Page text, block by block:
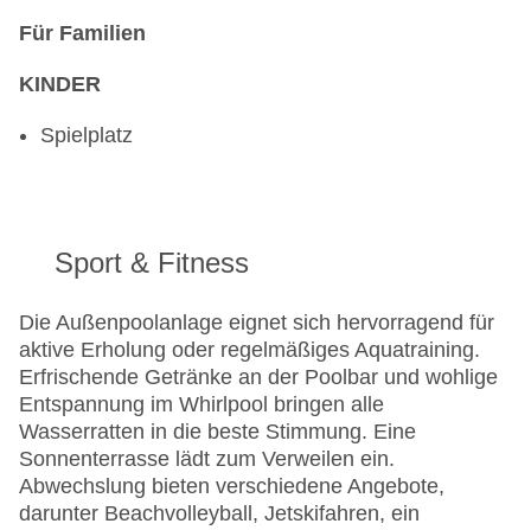
Für Familien
KINDER
Spielplatz
Sport & Fitness
Die Außenpoolanlage eignet sich hervorragend für
aktive Erholung oder regelmäßiges Aquatraining.
Erfrischende Getränke an der Poolbar und wohlige
Entspannung im Whirlpool bringen alle
Wasserratten in die beste Stimmung. Eine
Sonnenterrasse lädt zum Verweilen ein.
Abwechslung bieten verschiedene Angebote,
darunter Beachvolleyball, Jetskifahren, ein